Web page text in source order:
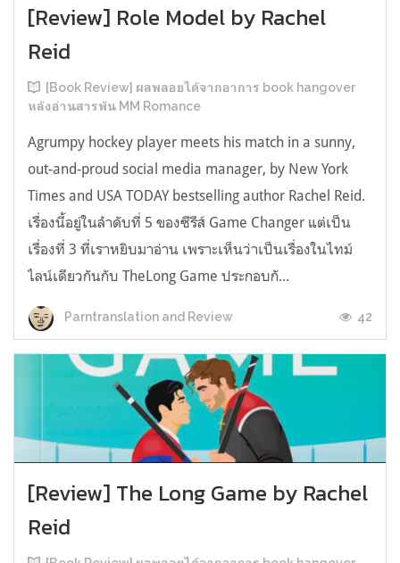
[Review] Role Model by Rachel
Reid
[Book Review] ผลพลอยได้จากอาการ book hangover
หลังอ่านสารพัน MM Romance
Agrumpy hockey player meets his match in a sunny,
out-and-proud social media manager, by New York
Times and USA TODAY bestselling author Rachel Reid.
เรื่องนี้อยู่ในลำดับที่ 5 ของซีรีส์ Game Changer แต่เป็น
เรื่องที่ 3 ที่เราหยิบมาอ่าน เพราะเห็นว่าเป็นเรื่องในไทม์
ไลน์เดียวกันกับ TheLong Game ประกอบกั...
Parntranslation and Review 42
[Review] The Long Game by Rachel
Reid